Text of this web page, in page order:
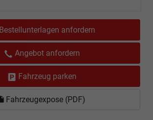
Bestellunterlagen anfordern
Angebot anfordern
Fahrzeug parken
Fahrzeugexpose (PDF)